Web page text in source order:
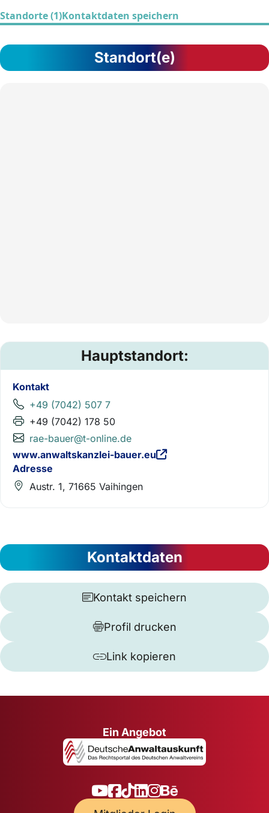
Standorte (1)Kontaktdaten speichern
Standort(e)
Hauptstandort:
Kontakt
+49 (7042) 507 7
+49 (7042) 178 50
rae-bauer@t-online.de
www.anwaltskanzlei-bauer.eu
Adresse
Austr. 1, 71665 Vaihingen
Kontaktdaten
Kontakt speichern
Profil drucken
Link kopieren
Ein Angebot